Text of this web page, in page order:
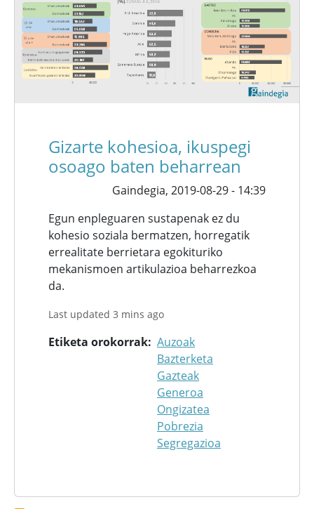
Gizarte kohesioa, ikuspegi
osoago baten beharrean
Gaindegia, 2019-08-29 - 14:39
Egun enpleguaren sustapenak ez du
kohesio soziala bermatzen, horregatik
errealitate berrietara egokituriko
mekanismoen artikulazioa beharrezkoa
da.
Last updated 3 mins ago
Etiketa orokorrak Auzoak
Bazterketa
Gazteak
Generoa
Ongizatea
Pobrezia
Segregazioa